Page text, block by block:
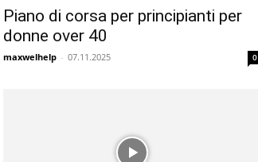
Piano di corsa per principianti per
donne over 40
maxwelhelp - 07.11.2025 0